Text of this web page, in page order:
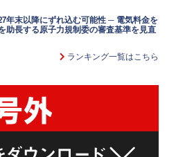
年末以降にずれ込む可能性 ─ 電気料金を
助長する原子力規制委の審査基準を見直
ランキング一覧はこちら